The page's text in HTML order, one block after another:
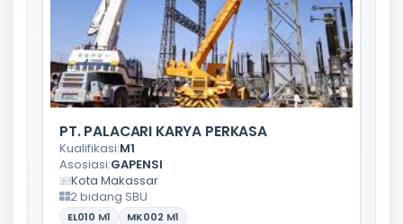
PT. PALACARI KARYA PERKASA
Kualifikasi:M1
Asosiasi:GAPENSI
Kota Makassar
2 bidang SBU
EL010 M1 MK002 M1